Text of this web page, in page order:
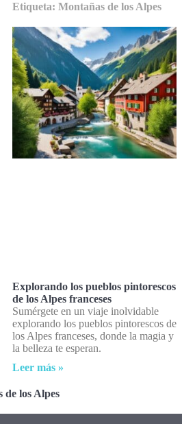
Etiqueta: Montañas de los Alpes
Explorando los pueblos pintorescos
de los Alpes franceses
Sumérgete en un viaje inolvidable
explorando los pueblos pintorescos de
los Alpes franceses, donde la magia y
la belleza te esperan.
Leer más »
los Alpes